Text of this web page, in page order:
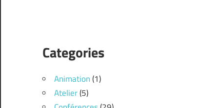
Categories
Animation(1)
Atelier(5)